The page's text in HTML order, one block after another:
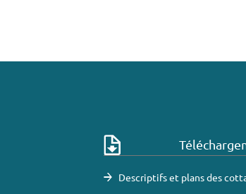
Descriptifs et plans des